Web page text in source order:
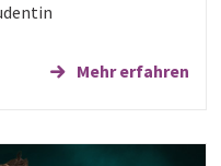
Mehr erfahren